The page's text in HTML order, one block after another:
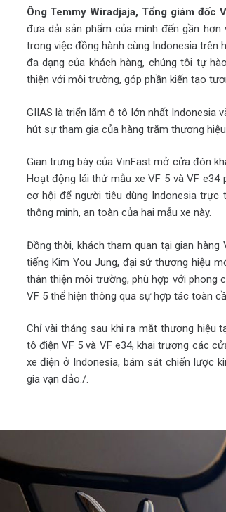
Ông Temmy Wiradjaja, Tổng giám đốc
đưa dải sản phẩm của mình đến gần
trong việc đồng hành cùng Indonesia trên
đa dạng của khách hàng, chúng tôi tự
thiện với môi trường, góp phần kiến tạo
GIIAS là triển lãm ô tô lớn nhất Indonesia
hút sự tham gia của hàng trăm thương
Gian trưng bày của VinFast mở cửa đón
Hoạt động lái thử mẫu xe VF 5 và VF
cơ hội để người tiêu dùng Indonesia trực
thông minh, an toàn của hai mẫu xe này.
Đồng thời, khách tham quan tại gian
tiếng Kim You Jung, đại sứ thương hiệu
thân thiện môi trường, phù hợp với phong
VF 5 thể hiện thông qua sự hợp tác toàn
Chỉ vài tháng sau khi ra mắt thương hiệu
tô điện VF 5 và VF e34, khai trương các
xe điện ở Indonesia, bám sát chiến lược
gia vạn đảo./.